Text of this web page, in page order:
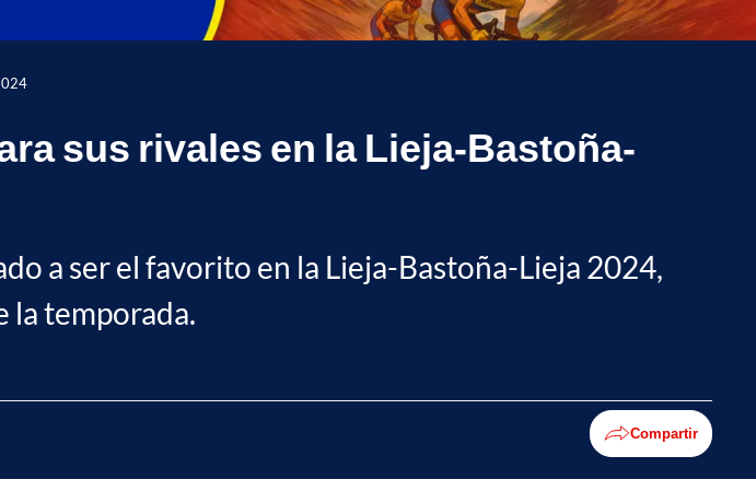
sus rivales en la Lieja-Bastoña-
a ser el favorito en la Lieja-Bastoña-Lieja 2024,
la temporada.
Compartir